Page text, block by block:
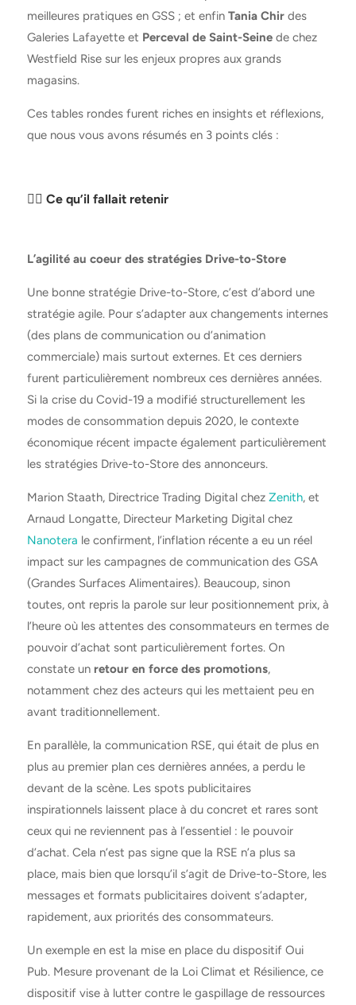
meilleures pratiques en GSS ; et enfin Tania Chirdes
Galeries Lafayette et Perceval de Saint-Seinede chez
Westfield Rise sur les enjeux propres aux grands
magasins.
Ces tables rondes furent riches en insights et réflexions,
que nous vous avons résumés en 3 points clés :
✍🏻 Ce qu’il fallait retenir
L’agilité au coeur des stratégies Drive-to-Store
Une bonne stratégie Drive-to-Store, c’est d’abord une
stratégie agile. Pour s’adapter aux changements internes
(des plans de communication ou d’animation
commerciale) mais surtout externes. Et ces derniers
furent particulièrement nombreux ces dernières années.
Si la crise du Covid-19 a modifié structurellement les
modes de consommation depuis 2020, le contexte
économique récent impacte également particulièrement
les stratégies Drive-to-Store des annonceurs.
Marion Staath, Directrice Trading Digital chez Zenith, et
Arnaud Longatte, Directeur Marketing Digital chez
Nanotera le confirment, l’inflation récente a eu un réel
impact sur les campagnes de communication des GSA
(Grandes Surfaces Alimentaires). Beaucoup, sinon
toutes, ont repris la parole sur leur positionnement prix, à
l’heure où les attentes des consommateurs en termes de
pouvoir d’achat sont particulièrement fortes. On
constate un retour en force des promotions,
notamment chez des acteurs qui les mettaient peu en
avant traditionnellement.
En parallèle, la communication RSE, qui était de plus en
plus au premier plan ces dernières années, a perdu le
devant de la scène. Les spots publicitaires
inspirationnels laissent place à du concret et rares sont
ceux qui ne reviennent pas à l’essentiel : le pouvoir
d’achat. Cela n’est pas signe que la RSE n’a plus sa
place, mais bien que lorsqu’il s’agit de Drive-to-Store, les
messages et formats publicitaires doivent s’adapter,
rapidement, aux priorités des consommateurs.
Un exemple en est la mise en place du dispositif Oui
Pub. Mesure provenant de la Loi Climat et Résilience, ce
dispositif vise à lutter contre le gaspillage de ressources